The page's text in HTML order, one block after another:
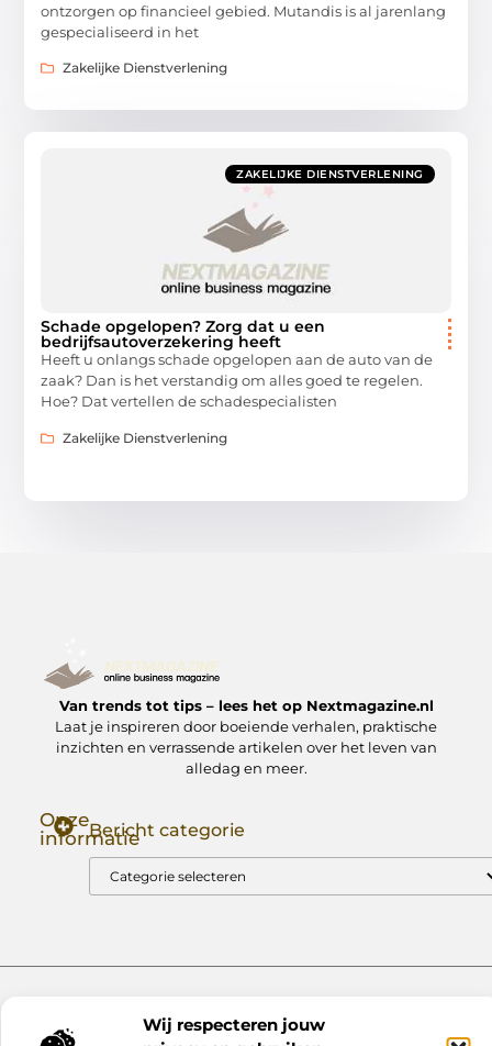
Wij respecteren jouw
ontzorgen op financieel gebied. Mutandis is al jarenlang
gespecialiseerd in het
Zakelijke Dienstverlening
ZAKELIJKE DIENSTVERLENING
Schade opgelopen? Zorg dat u een
bedrijfsautoverzekering heeft
Heeft u onlangs schade opgelopen aan de auto van de
zaak? Dan is het verstandig om alles goed te regelen.
Hoe? Dat vertellen de schadespecialisten
Zakelijke Dienstverlening
Van trends tot tips – lees het op Nextmagazine.nl
Laat je inspireren door boeiende verhalen, praktische
inzichten en verrassende artikelen over het leven van
alledag en meer.
Onze
informatieBericht categorie
@2025 www.nextmagazine.nl. All Right Reserved.